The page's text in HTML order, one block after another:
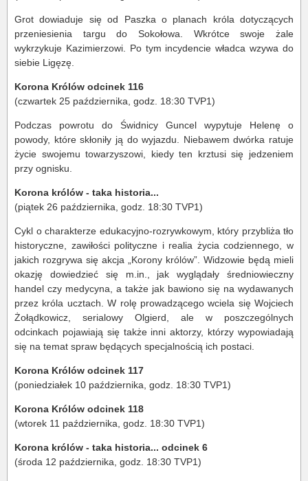
Grot dowiaduje się od Paszka o planach króla dotyczących
przeniesienia targu do Sokołowa. Wkrótce swoje żale
wykrzykuje Kazimierzowi. Po tym incydencie władca wzywa do
siebie Ligęzę.
Korona Królów odcinek 116
(czwartek 25 października, godz. 18:30 TVP1)
Podczas powrotu do Świdnicy Guncel wypytuje Helenę o
powody, które skłoniły ją do wyjazdu. Niebawem dwórka ratuje
życie swojemu towarzyszowi, kiedy ten krztusi się jedzeniem
przy ognisku.
Korona królów - taka historia...
(piątek 26 października, godz. 18:30 TVP1)
Cykl o charakterze edukacyjno-rozrywkowym, który przybliża tło
historyczne, zawiłości polityczne i realia życia codziennego, w
jakich rozgrywa się akcja „Korony królów”. Widzowie będą mieli
okazję dowiedzieć się m.in., jak wyglądały średniowieczny
handel czy medycyna, a także jak bawiono się na wydawanych
przez króla ucztach. W rolę prowadzącego wciela się Wojciech
Żołądkowicz, serialowy Olgierd, ale w poszczególnych
odcinkach pojawiają się także inni aktorzy, którzy wypowiadają
się na temat spraw będących specjalnością ich postaci.
Korona Królów odcinek 117
(poniedziałek 10 października, godz. 18:30 TVP1)
Korona Królów odcinek 118
(wtorek 11 października, godz. 18:30 TVP1)
Korona królów - taka historia... odcinek 6
(środa 12 października, godz. 18:30 TVP1)